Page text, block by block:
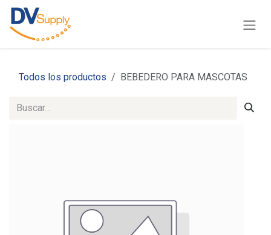
Ir al contenido
Todos los productos BEBEDERO PARA MASCOTAS